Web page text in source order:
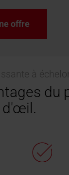
offre
à
du
d'œil.